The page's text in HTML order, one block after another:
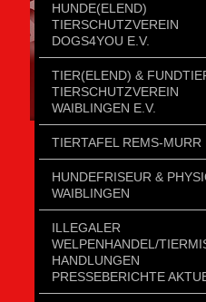
HUNDE(ELEND)
TIERSCHUTZVEREIN
DOGS4YOU E.V.
TIER(ELEND) &
TIERSCHUTZVEREIN
WAIBLINGEN E.V.
TIERTAFEL REMS-MURR
HUNDEFRISEUR &
WAIBLINGEN
ILLEGALER
WELPENHANDEL/
ANDLUNGEN P
RESSEBERICHTE